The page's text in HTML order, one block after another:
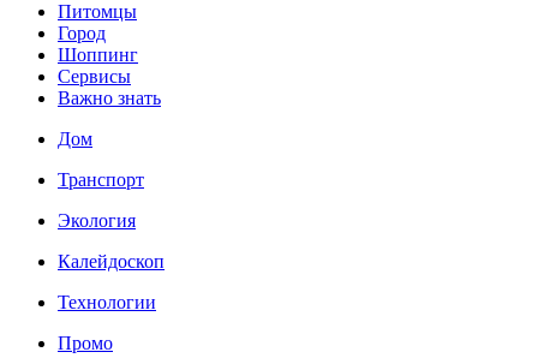
Питомцы
Город
Шоппинг
Сервисы
Важно знать
Дом
Транспорт
Экология
Калейдоскоп
Технологии
Промо